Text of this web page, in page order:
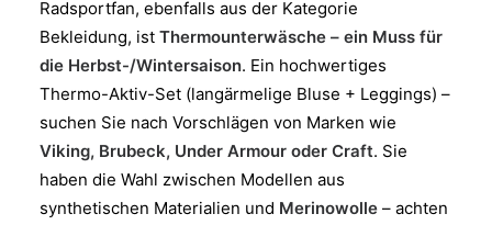
Radsportfan, ebenfalls aus der Kategorie
Bekleidung, ist Thermounterwäsche – ein Muss für
die Herbst-/Wintersaison. Ein hochwertiges
Thermo-Aktiv-Set (langärmelige Bluse + Leggings) –
suchen Sie nach Vorschlägen von Marken wie
Viking, Brubeck, Under Armour oder Craft. Sie
haben die Wahl zwischen Modellen aus
synthetischen Materialien und Merinowolle – achten